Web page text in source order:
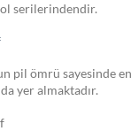
serilerindendir.
pil ömrü sayesinde en
yer almaktadır.